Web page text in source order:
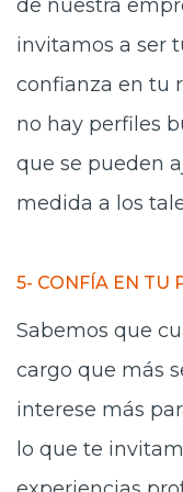
de nuestra
invitamos a ser
confianza en tu
no hay perfiles
que se pueden
medida a los
5- CONFÍA EN TU
Sabemos que
cargo que más
interese más
lo que te